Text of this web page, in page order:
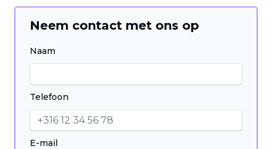
Neem contact met ons op
Naam
Telefoon
E-mail